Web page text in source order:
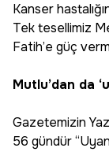
Kanser
Tek tesellimiz
Fatih’e güç
Mutlu’dan da
Gazetemizin
56 gündür